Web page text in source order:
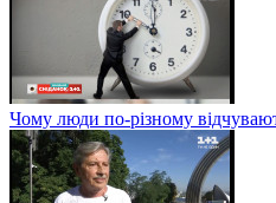
Чому люди по-різному